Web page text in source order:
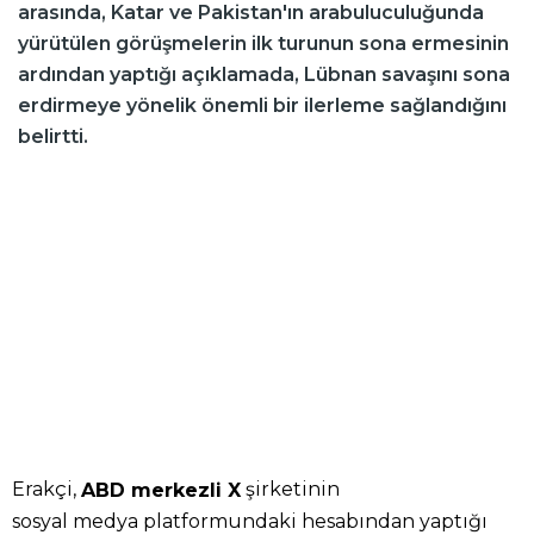
arasında, Katar ve Pakistan'ın arabuluculuğunda
yürütülen görüşmelerin ilk turunun sona ermesinin
ardından yaptığı açıklamada, Lübnan savaşını sona
erdirmeye yönelik önemli bir ilerleme sağlandığını
belirtti.
Erakçi, ABD merkezli X şirketinin
sosyal medya platformundaki hesabından yaptığı